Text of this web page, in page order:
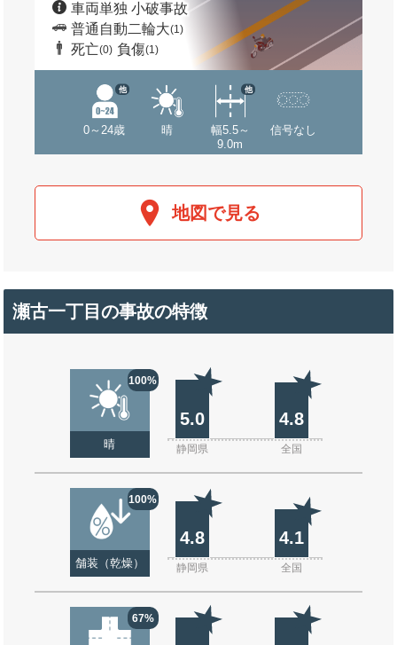
車両単独 小破事故
普通自動二輪大(1)
死亡(0) 負傷(1)
0～24歳
他
晴
幅5.5～
9.0m
他
信号なし
地図で見る
瀬古一丁目の事故の特徴
100%
晴
5.0 4.8
静岡県 全国
100%
舗装（乾燥）
4.8 4.1
静岡県 全国
67%